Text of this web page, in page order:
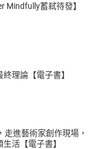
Mindfully蓄弒待發】
理論【電子書】
進藝術家創作現場，
活【電子書】